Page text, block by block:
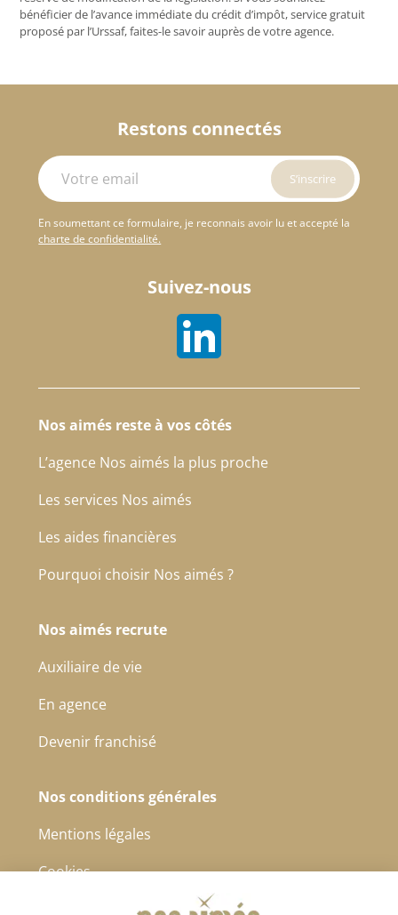
bénéficier de l’avance immédiate du crédit d’impôt, service gratuit
proposé par l’Urssaf, faites-le savoir auprès de votre agence.
Restons connectés
En soumettant ce formulaire, je reconnais avoir lu et accepté la
charte de confidentialité.
Suivez-nous
Nos aimés reste à vos côtés
L’agence Nos aimés la plus proche
Les services Nos aimés
Les aides financières
Pourquoi choisir Nos aimés ?
Nos aimés recrute
Auxiliaire de vie
En agence
Devenir franchisé
Nos conditions générales
Mentions légales
Cookies
Protection des données à caractère personnel